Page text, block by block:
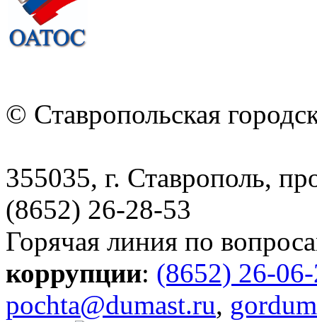
© Ставропольская
355035, г. Ставрополь,
(8652) 26-28-53
Горячая линия по
коррупции: (8652) 26-
pochta@dumast.ru,